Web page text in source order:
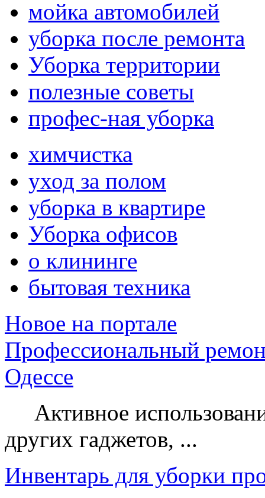
мойка автомобилей
уборка после ремонта
Уборка территории
полезные советы
профес-ная уборка
химчистка
уход за полом
уборка в квартире
Уборка офисов
о клининге
бытовая техника
Новое на портале
Профессиональный
Одессе
Активное
других гаджетов, ...
Инвентарь для уборки